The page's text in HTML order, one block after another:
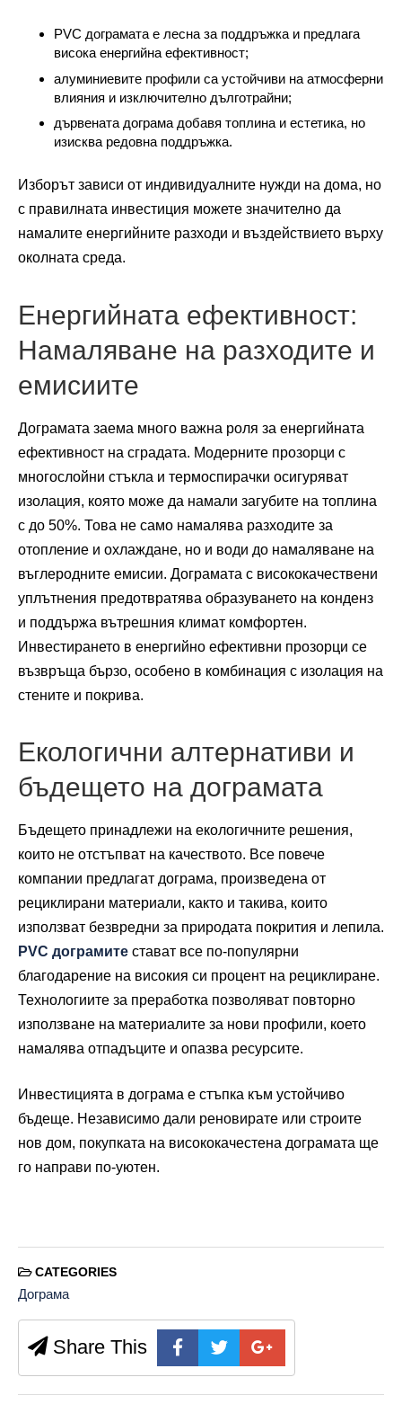
PVC дограмата е лесна за поддръжка и предлага
висока енергийна ефективност;
алуминиевите профили са устойчиви на атмосферни
влияния и изключително дълготрайни;
дървената дограма добавя топлина и естетика, но
изисква редовна поддръжка.
Изборът зависи от индивидуалните нужди на дома, но
с правилната инвестиция можете значително да
намалите енергийните разходи и въздействието върху
околната среда.
Енергийната ефективност:
Намаляване на разходите и
емисиите
Дограмата заема много важна роля за енергийната
ефективност на сградата. Модерните прозорци с
многослойни стъкла и термоспирачки осигуряват
изолация, която може да намали загубите на топлина
с до 50%. Това не само намалява разходите за
отопление и охлаждане, но и води до намаляване на
въглеродните емисии. Дограмата с висококачествени
уплътнения предотвратява образуването на конденз
и поддържа вътрешния климат комфортен.
Инвестирането в енергийно ефективни прозорци се
възвръща бързо, особено в комбинация с изолация на
стените и покрива.
Екологични алтернативи и
бъдещето на дограмата
Бъдещето принадлежи на екологичните решения,
които не отстъпват на качеството. Все повече
компании предлагат дограма, произведена от
рециклирани материали, както и такива, които
използват безвредни за природата покрития и лепила.
PVC дограмите стават все по-популярни
благодарение на високия си процент на рециклиране.
Технологиите за преработка позволяват повторно
използване на материалите за нови профили, което
намалява отпадъците и опазва ресурсите.
Инвестицията в дограма е стъпка към устойчиво
бъдеще. Независимо дали реновирате или строите
нов дом, покупката на висококачестена дограмата ще
го направи по-уютен.
CATEGORIES
Дограма
Share This